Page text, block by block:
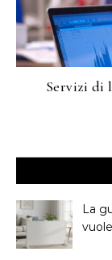
Servizi di
La